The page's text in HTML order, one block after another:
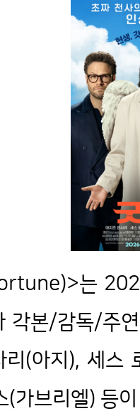
는
각본/감독/주
리(아지), 세스
(가브리엘) 등